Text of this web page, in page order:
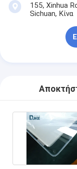
155, Xinhua
Sichuan, Κίνα